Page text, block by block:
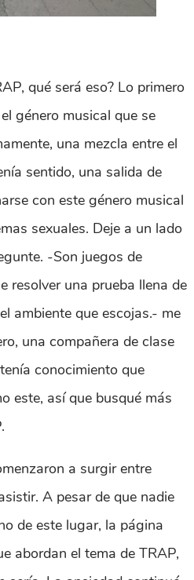
qué será eso? Lo primero
género musical que se
una mezcla entre el
sentido, una salida de
con este género musical
sexuales. Deje a un lado
-Son juegos de
resolver una prueba llena de
ambiente que escojas.- me
una compañera de clase
conocimiento que
este, así que busqué más
a surgir entre
A pesar de que nadie
de este lugar, la página
abordan el tema de TRAP,